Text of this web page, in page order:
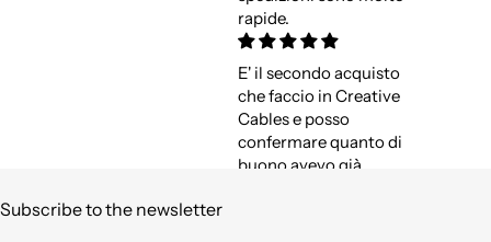
rapide.
E' il secondo acquisto
che faccio in Creative
Cables e posso
confermare quanto di
buono avevo già
Subscribe to the newsletter